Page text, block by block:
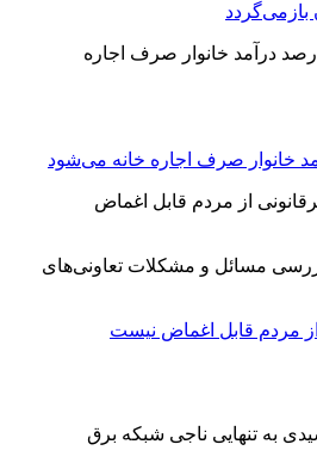
بازمی‌گردد
مسائل و مشکلات تعاونی‌های
از مردم قابل اغماض نیست